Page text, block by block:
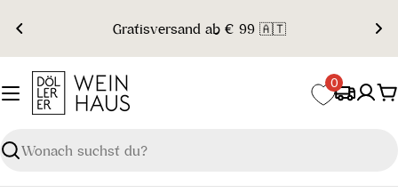
Inhalt
springen
Gratisversand ab € 99 🇦🇹
Suchen
0